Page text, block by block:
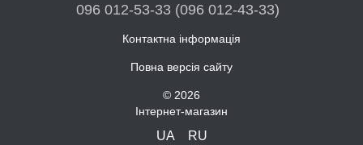
096 012-53-33 (096 012-43-33)
Контактна інформація
Повна версія сайту
© 2026
Інтернет-магазин
UA RU